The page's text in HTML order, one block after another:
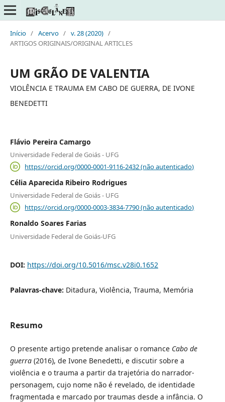
Início / Acervo / v. 28 (2020) /
ARTIGOS ORIGINAIS/ORIGINAL ARTICLES
UM GRÃO DE VALENTIA
VIOLÊNCIA E TRAUMA EM CABO DE GUERRA, DE IVONE
BENEDETTI
Flávio Pereira Camargo
Universidade Federal de Goiás - UFG
https://orcid.org/0000-0001-9116-2432 (não autenticado)
Célia Aparecida Ribeiro Rodrigues
Universidade Federal de Goiás - UFG
https://orcid.org/0000-0003-3834-7790 (não autenticado)
Ronaldo Soares Farias
Universidade Federal de Goiás-UFG
DOI: https://doi.org/10.5016/msc.v28i0.1652
Palavras-chave: Ditadura, Violência, Trauma, Memória
Resumo
O presente artigo pretende analisar o romance Cabo de
guerra(2016), de Ivone Benedetti, e discutir sobre a
violência e o trauma a partir da trajetória do narrador-
personagem, cujo nome não é revelado, de identidade
fragmentada e marcado por traumas desde a infância. O